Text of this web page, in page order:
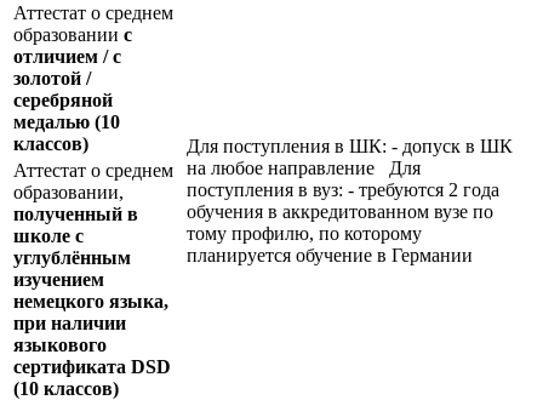
Аттестат о среднем
образовании с
отличием / с
золотой /
серебряной
медалью (10
классов)
Для поступления в ШК: - допуск в ШК
на любое направление Для
поступления в вуз: - требуются 2 года
обучения в аккредитованном вузе по
тому профилю, по которому
планируется обучение в Германии
Аттестат о среднем
образовании,
полученный в
школе с
углублённым
изучением
немецкого языка,
при наличии
языкового
сертификата DSD
(10 классов)